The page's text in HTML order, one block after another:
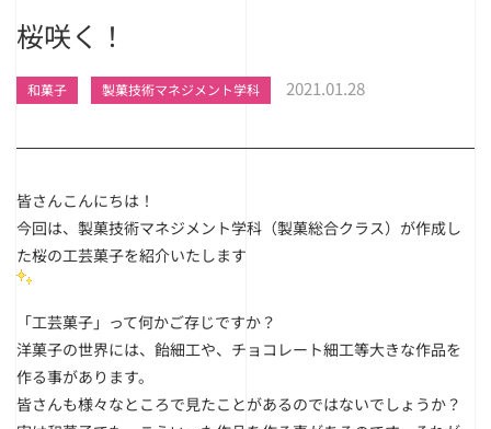
桜咲く！
和菓子 製菓技術マネジメント学科 2021.01.28
皆さんこんにちは！
今回は、製菓技術マネジメント学科（製菓総合クラス）が作成し
た桜の工芸菓子を紹介いたします
「工芸菓子」って何かご存じですか？
洋菓子の世界には、飴細工や、チョコレート細工等大きな作品を
作る事があります。
皆さんも様々なところで見たことがあるのではないでしょうか？